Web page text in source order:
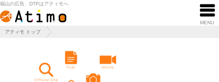
MENU
福山の広告、DTPはアティモへ
アティモ トップ